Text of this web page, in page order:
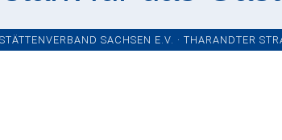
SACHSEN E.V. · THARANDTER